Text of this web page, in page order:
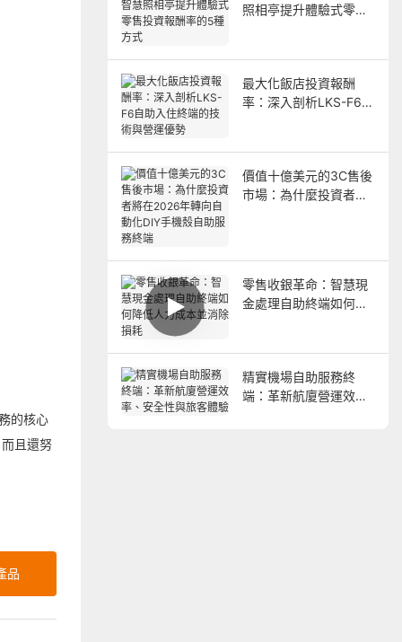
的核心
且還努
品
照相亭提升體驗式零售
最大化飯店投資報酬
率：深入剖析LKS-F6自
價值十億美元的3C售後
市場：為什麼投資者將
零售收銀革命：智慧現
金處理自助終端如何降
精實機場自助服務終
端：革新航廈營運效